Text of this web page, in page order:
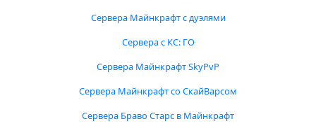
Сервера Майнкрафт с дуэлями
Сервера с КС: ГО
Сервера Майнкрафт SkyPvP
Сервера Майнкрафт со СкайВарсом
Сервера Браво Старс в Майнкрафт